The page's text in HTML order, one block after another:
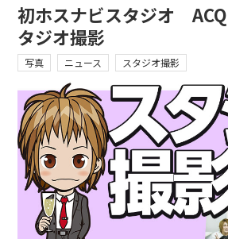
初ホスナビスタジオ
タジオ撮影
写真 ニュース スタジオ撮影